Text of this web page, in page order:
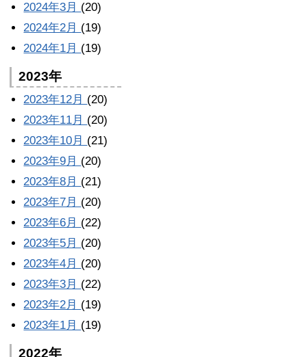
2024年3月 (20)
2024年2月 (19)
2024年1月 (19)
2023年
2023年12月 (20)
2023年11月 (20)
2023年10月 (21)
2023年9月 (20)
2023年8月 (21)
2023年7月 (20)
2023年6月 (22)
2023年5月 (20)
2023年4月 (20)
2023年3月 (22)
2023年2月 (19)
2023年1月 (19)
2022年